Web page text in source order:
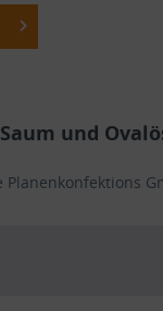
und
Planenkonfektions